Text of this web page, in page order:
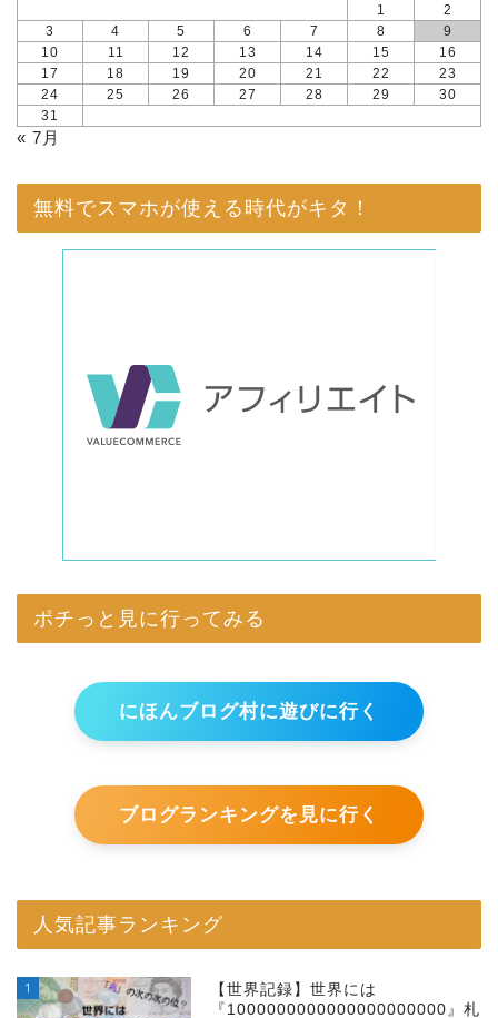
1
2
3
4 5 6 7 8
9
10
11 12 13 14 15
16
17
18 19 20 21 22
23
24
25 26 27 28 29
30
31
« 7月
無料でスマホが使える時代がキタ！
ポチっと見に行ってみる
にほんブログ村に遊びに行く
ブログランキングを見に行く
人気記事ランキング
1
【世界記録】世界には
『1000000000000000000000』札